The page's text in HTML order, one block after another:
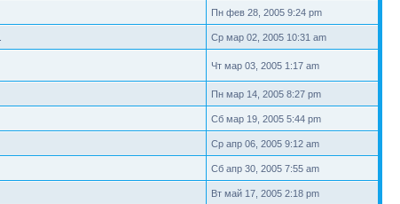
Пн фев 28, 2005 9:24 pm
Ср мар 02, 2005 10:31 am
Чт мар 03, 2005 1:17 am
Пн мар 14, 2005 8:27 pm
Сб мар 19, 2005 5:44 pm
Ср апр 06, 2005 9:12 am
Сб апр 30, 2005 7:55 am
Вт май 17, 2005 2:18 pm